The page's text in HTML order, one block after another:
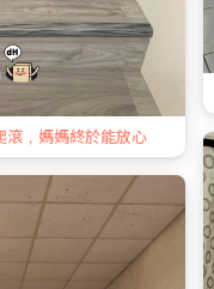
滾，媽媽終於能放心